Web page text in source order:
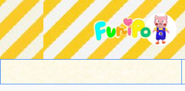
ホーム